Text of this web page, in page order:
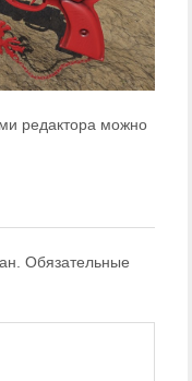
редактора можно
Обязательные